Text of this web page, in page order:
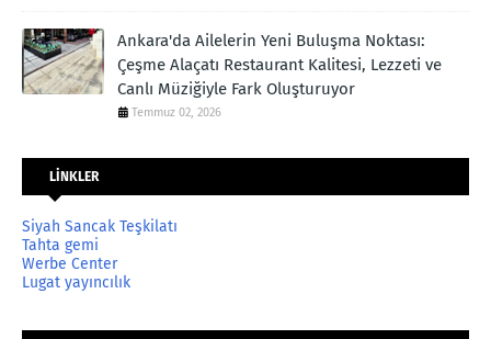
Ankara'da Ailelerin Yeni Buluşma Noktası:
Çeşme Alaçatı Restaurant Kalitesi, Lezzeti ve
Canlı Müziğiyle Fark Oluşturuyor
Temmuz 02, 2026
LİNKLER
Siyah Sancak Teşkilatı
Tahta gemi
Werbe Center
Lugat yayıncılık